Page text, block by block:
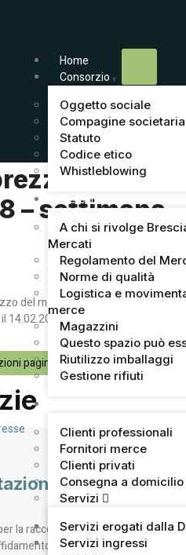
Home
Consorzio
Oggetto sociale
Compagine societaria
Statuto
Codice etico
Whistleblowing
Mercato
A chi si rivolge
Mercati
Regolamento del
Norme di qualità
Logistica e
merce
Magazzini
Questo spazio può
Riutilizzo imballaggi
Gestione rifiuti
Clienti professionali
Fornitori merce
Clienti privati
Consegna a domicilio
Servizi
Servizi erogati dalla
Servizi ingressi
del 14
– settimana
del mercato di Brescia della
14.02.2018).
pagina: 69
interesse
la raccolta di manifestazioni
mediante